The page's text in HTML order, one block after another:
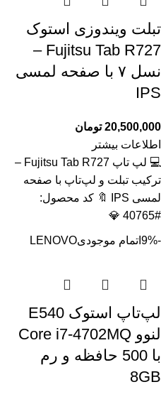
تبلت ویندوزی استوک
Fujitsu Tab R727 –
نسل ۷ با صفحه لمسی
IPS
20,500,000 تومان
اطلاعات بیشتر
💻 لپ تاپ Fujitsu Tab R727 –
ترکیب تبلت و لپ‌تاپ با صفحه
لمسی IPS 🔖 کد محصول:
#40765 💎
-9% اتمام موجودیLENOVO
لپ‌تاپ استوک E540
لنوو Core i7-4702MQ
با 500 حافظه و رم
8GB